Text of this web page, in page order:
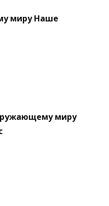
миру Наше
миру